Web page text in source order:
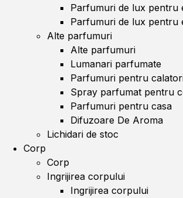
Parfumuri de lux pentru
Parfumuri de lux pentru
Alte parfumuri
Alte parfumuri
Lumanari parfumate
Parfumuri pentru
Spray parfumat pentru
Parfumuri pentru casa
Difuzoare De Aroma
Lichidari de stoc
Corp
Corp
Ingrijirea corpului
Ingrijirea corpului